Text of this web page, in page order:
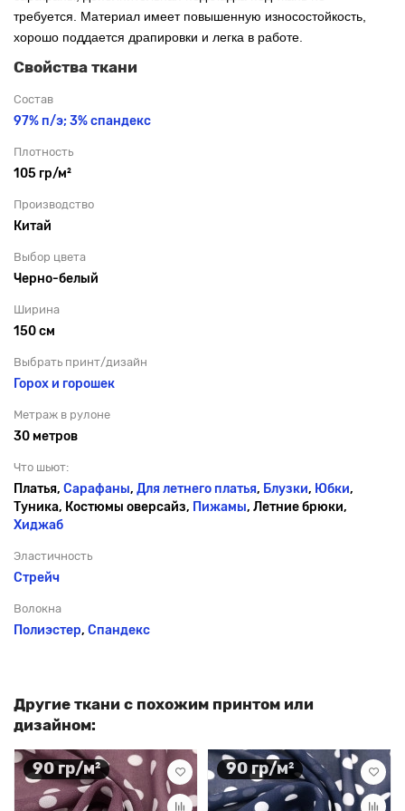
требуется. Материал имеет повышенную износостойкость,
хорошо поддается драпировки и легка в работе.
Свойства ткани
Состав
97% п/э; 3% спандекс
Плотность
105 гр/м²
Производство
Китай
Выбор цвета
Черно-белый
Ширина
150 см
Выбрать принт/дизайн
Горох и горошек
Метраж в рулоне
30 метров
Что шьют:
Платья, Сарафаны, Для летнего платья, Блузки, Юбки,
Туника, Костюмы оверсайз, Пижамы, Летние брюки,
Хиджаб
Эластичность
Стрейч
Волокна
Полиэстер, Спандекс
Другие ткани с похожим принтом или
дизайном:
90 гр/м² 90 гр/м²